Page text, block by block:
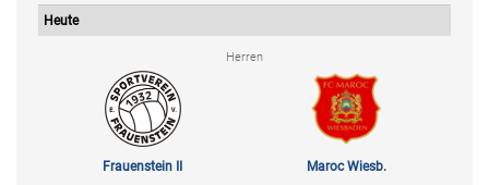
Heute
Herren
Frauenstein II Maroc Wiesb.